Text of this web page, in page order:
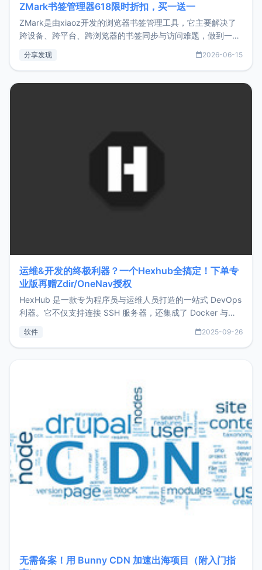
ZMark书签管理器618限时折扣，买一送一
ZMark是由xiaoz开发的浏览器书签管理工具，它主要解决了
跨设备、跨平台、跨浏览器的书签同步与访问难题，做到一处
用，让管理更高效。ZMark官网地址：
分享发现 2026-06-15
运维&开发的终极利器？一个Hexhub全搞定！下单专
业版再赠Zdir/OneNav授权
HexHub 是一款专为程序员与运维人员打造的一站式 DevOps
利器。它不仅支持连接 SSH 服务器，还集成了 Docker 与常
件间频繁切换，仅凭 HexHub 即可同时搞定运维与数据库操
软件 2025-09-26
无需备案！用 Bunny CDN 加速出海项目（附入门指